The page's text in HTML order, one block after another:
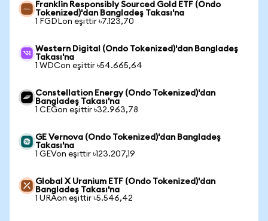
Franklin Responsibly Sourced Gold ETF (Ondo
Tokenized)'dan Bangladeş Takası'na
1 FGDLon eşittir ৳7.123,70
Western Digital (Ondo Tokenized)'dan Bangladeş
Takası'na
1 WDCon eşittir ৳54.665,64
Constellation Energy (Ondo Tokenized)'dan
Bangladeş Takası'na
1 CEGon eşittir ৳32.963,78
GE Vernova (Ondo Tokenized)'dan Bangladeş
Takası'na
1 GEVon eşittir ৳123.207,19
Global X Uranium ETF (Ondo Tokenized)'dan
Bangladeş Takası'na
1 URAon eşittir ৳5.546,42